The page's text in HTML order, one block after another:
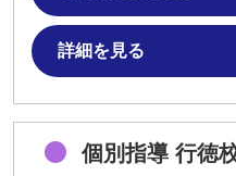
詳細を見る
個別指導 行徳